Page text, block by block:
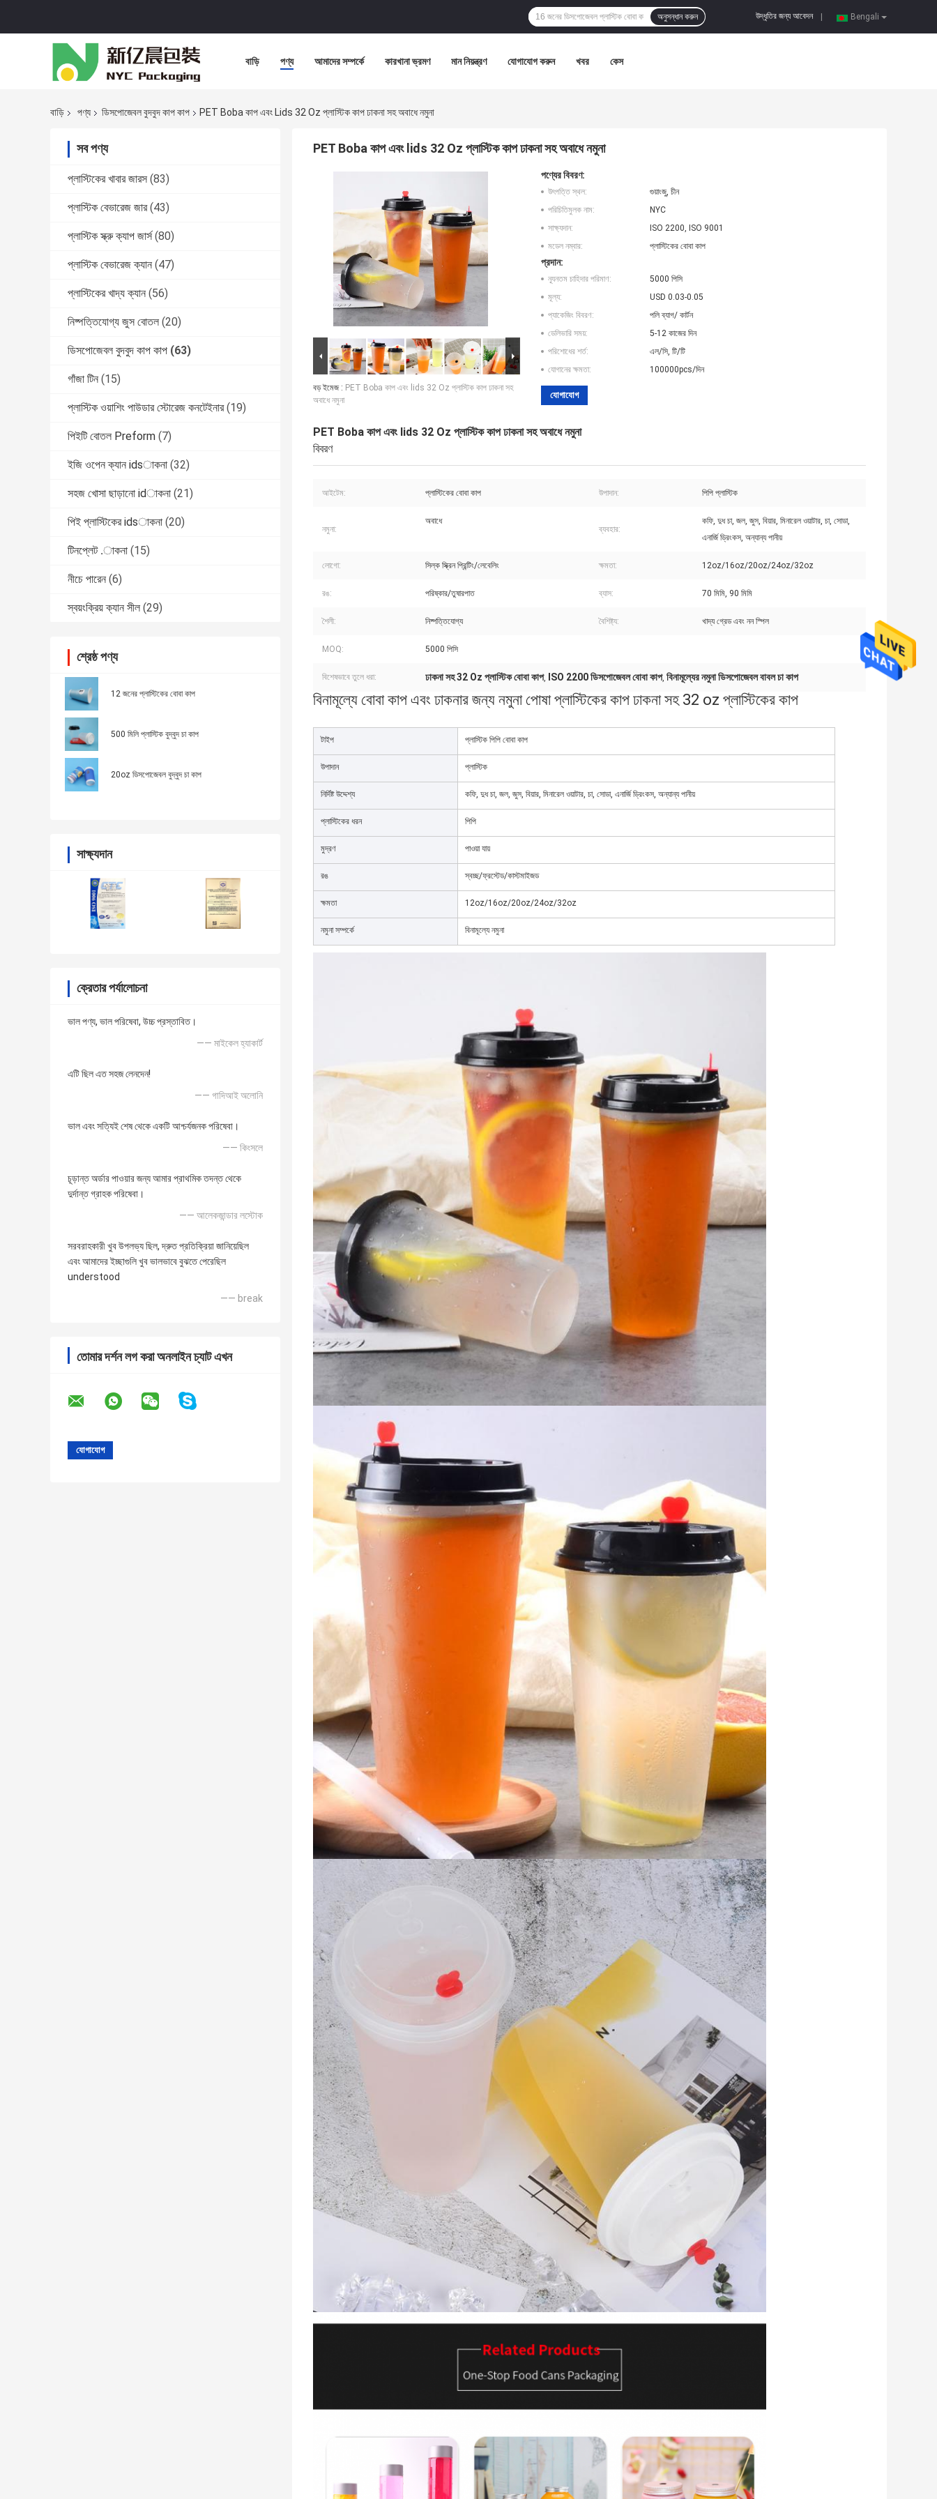
Bengali
উদ্ধৃতির জন্য আবেদন
অনুসন্ধান করুন
বাড়ি পণ্য আমাদের সম্পর্কে কারখানা ভ্রমণ মান নিয়ন্ত্রণ যোগাযোগ করুন খবর কেস
বাড়ি পণ্য ডিসপোজেবল বুদবুদ কাপ কাপ PET Boba কাপ এবং Lids 32 Oz প্লাস্টিক কাপ ঢাকনা সহ অবাধে নমুনা
সব পণ্য
প্লাস্টিকের খাবার জারস (83)
প্লাস্টিক বেভারেজ জার (43)
প্লাস্টিক স্ক্রু ক্যাপ জার্স (80)
প্লাস্টিক বেভারেজ ক্যান (47)
প্লাস্টিকের খাদ্য ক্যান (56)
নিষ্পত্তিযোগ্য জুস বোতল (20)
ডিসপোজেবল বুদবুদ কাপ কাপ (63)
গাঁজা টিন (15)
প্লাস্টিক ওয়াশিং পাউডার স্টোরেজ কনটেইনার (19)
পিইটি বোতল Preform (7)
ইজি ওপেন ক্যান idsাকনা (32)
সহজ খোসা ছাড়ানো idাকনা (21)
পিই প্লাস্টিকের idsাকনা (20)
টিনপ্লেট .াকনা (15)
নীচে পারেন (6)
স্বয়ংক্রিয় ক্যান সীল (29)
শ্রেষ্ঠ পণ্য
12 জনের প্লাস্টিকের বোবা কাপ
500 মিলি প্লাস্টিক বুদ্বুদ চা কাপ
20oz ডিসপোজেবল বুদ্বুদ চা কাপ
সাক্ষ্যদান
ক্রেতার পর্যালোচনা
ভাল পণ্য, ভাল পরিষেবা, উচ্চ প্রস্তাবিত।
—— মাইকেল হ্যাকার্ট
এটি ছিল এত সহজ লেনদেন!
—— গাদিআই অলোনি
ভাল এবং সত্যিই শেষ থেকে একটি আশ্চর্যজনক পরিষেবা।
—— কিংসলে
চূড়ান্ত অর্ডার পাওয়ার জন্য আমার প্রাথমিক তদন্ত থেকে
দুর্দান্ত গ্রাহক পরিষেবা।
—— আলেকজান্ডার লস্টোক
সরবরাহকারী খুব উপলভ্য ছিল, দ্রুত প্রতিক্রিয়া জানিয়েছিল
এবং আমাদের ইচ্ছাগুলি খুব ভালভাবে বুঝতে পেরেছিল
understood
—— break
তোমার দর্শন লগ করা অনলাইন চ্যাট এখন
PET Boba কাপ এবং lids 32 Oz প্লাস্টিক কাপ ঢাকনা সহ অবাধে নমুনা
বড় ইমেজ : PET Boba কাপ এবং lids 32 Oz প্লাস্টিক কাপ ঢাকনা সহ
অবাধে নমুনা
পণ্যের বিবরণ:
উৎপত্তি স্থল:
গুয়াংজু, চীন
পরিচিতিমুলক নাম:
NYC
সাক্ষ্যদান:
ISO 2200, ISO 9001
মডেল নম্বার:
প্লাস্টিকের বোবা কাপ
প্রদান:
ন্যূনতম চাহিদার পরিমাণ:
5000 পিসি
মূল্য:
USD 0.03-0.05
প্যাকেজিং বিবরণ:
পলি ব্যাগ/ কার্টন
ডেলিভারি সময়:
5-12 কাজের দিন
পরিশোধের শর্ত:
এল/সি, টি/টি
যোগানের ক্ষমতা:
100000pcs/দিন
যোগাযোগ
PET Boba কাপ এবং lids 32 Oz প্লাস্টিক কাপ ঢাকনা সহ অবাধে নমুনা
বিবরণ
আইটেম: প্লাস্টিকের বোবা কাপ উপাদান: পিপি প্লাস্টিক
নমুনা:
অবাধে
ব্যবহার:
কফি, দুধ চা, জল, জুস, বিয়ার, মিনারেল ওয়াটার, চা, সোডা,
এনার্জি ড্রিংকস, অন্যান্য পানীয়
লোগো: সিল্ক স্ক্রিন প্রিন্টিং/লেবেলিং ক্ষমতা: 12oz/16oz/20oz/24oz/32oz
রঙ: পরিষ্কার/তুষারপাত ব্যাস: 70 মিমি, 90 মিমি
শৈলী: নিষ্পত্তিযোগ্য বৈশিষ্ট্য: খাদ্য গ্রেড এবং নন স্পিল
MOQ: 5000 পিসি
বিশেষভাবে তুলে ধরা: ঢাকনা সহ 32 Oz প্লাস্টিক বোবা কাপ, ISO 2200 ডিসপোজেবল বোবা কাপ, বিনামূল্যের নমুনা ডিসপোজেবল বাবল চা কাপ
বিনামূল্যে বোবা কাপ এবং ঢাকনার জন্য নমুনা পোষা প্লাস্টিকের কাপ ঢাকনা সহ 32 oz প্লাস্টিকের কাপ
টাইপ প্লাস্টিক পিপি বোবা কাপ
উপাদান প্লাস্টিক
নির্দিষ্ট উদ্দেশ্য কফি, দুধ চা, জল, জুস, বিয়ার, মিনারেল ওয়াটার, চা, সোডা, এনার্জি ড্রিংকস, অন্যান্য পানীয়
প্লাস্টিকের ধরন পিপি
মুদ্রণ পাওয়া যায়
রঙ স্বচ্ছ/ফ্রস্টেড/কাস্টমাইজড
ক্ষমতা 12oz/16oz/20oz/24oz/32oz
নমুনা সম্পর্কে বিনামূল্যে নমুনা